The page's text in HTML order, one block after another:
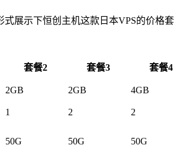
式展示下恒创主机这款日本VPS的价格套
套餐2 套餐3 套餐4
2GB 2GB
4GB
1 2 2
50G 50G 50G